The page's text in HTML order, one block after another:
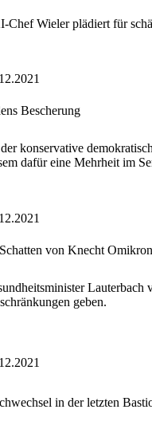
Chef Wieler plädiert für
Bescherung
konservative
dafür eine Mehrheit im
von Knecht Omikron
Lauterbach
geben.
in der letzten